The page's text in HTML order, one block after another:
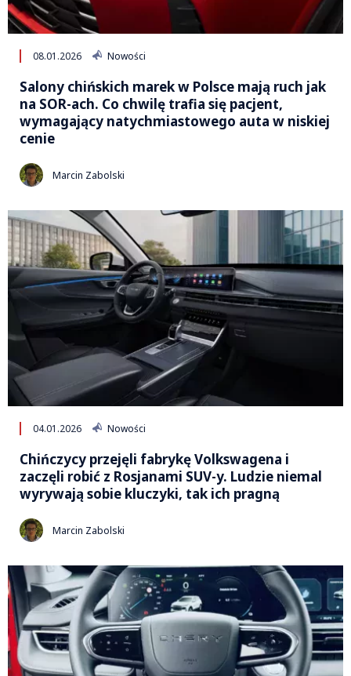
08.01.2026 Nowości
Salony chińskich marek w Polsce mają ruch jak
na SOR-ach. Co chwilę trafia się pacjent,
wymagający natychmiastowego auta w niskiej
cenie
Marcin Zabolski
04.01.2026 Nowości
Chińczycy przejęli fabrykę Volkswagena i
zaczęli robić z Rosjanami SUV-y. Ludzie niemal
wyrywają sobie kluczyki, tak ich pragną
Marcin Zabolski